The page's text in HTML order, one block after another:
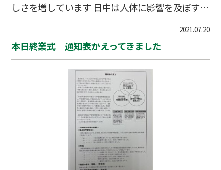
しさを増しています 日中は人体に影響を及ぼすほ
一重に勉強を進めるに あたっても日中の暑い部屋
では 進むものも進みませんよね ここは涼しい塾
2021.07.20
本日終業式 通知表かえってきました